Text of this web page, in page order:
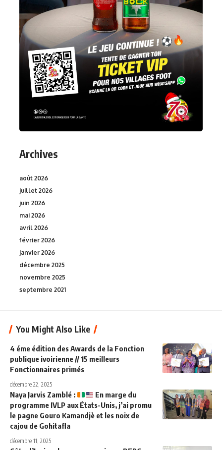
Archives
août 2026
juillet 2026
juin 2026
mai 2026
avril 2026
février 2026
janvier 2026
décembre 2025
novembre 2025
septembre 2021
You Might Also Like
4 éme édition des Awards de la Fonction
publique ivoirienne // 15 meilleurs
Fonctionnaires primés
décembre 22, 2025
Naya Jarvis Zamblé :
En marge du
programme IVLP aux États-Unis, j’ai promu
le pagne Gouro Kamandjè et les noix de
cajou de Gohitafla
décembre 11, 2025